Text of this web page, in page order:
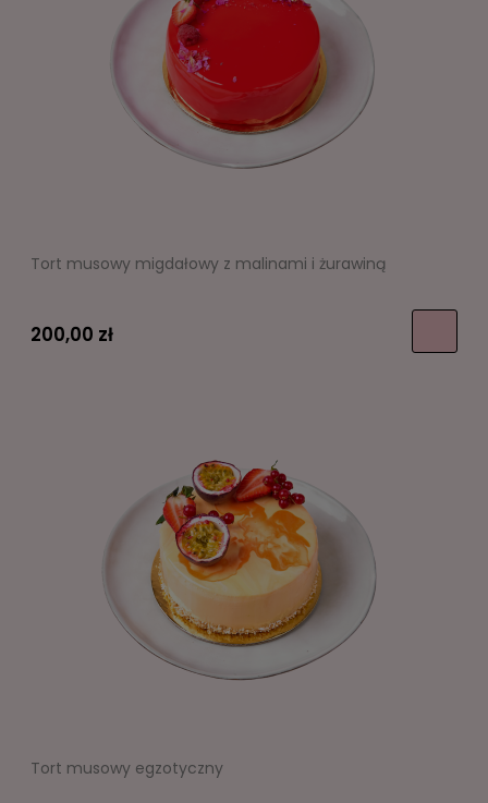
Tort musowy migdałowy z malinami i żurawiną
200,00 zł
Tort musowy egzotyczny